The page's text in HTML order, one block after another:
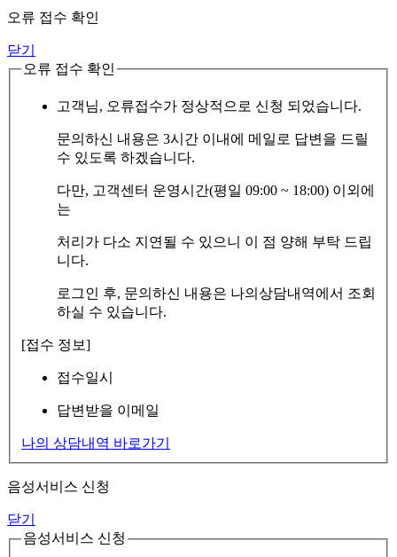
오류 접수 확인
닫기
오류 접수 확인
고객님, 오류접수가 정상적으로 신청 되었습니다.
문의하신 내용은 3시간 이내에 메일로 답변을 드릴
수 있도록 하겠습니다.
다만, 고객센터 운영시간(평일 09:00 ~ 18:00) 이외에
는
처리가 다소 지연될 수 있으니 이 점 양해 부탁 드립
니다.
로그인 후, 문의하신 내용은 나의상담내역에서 조회
하실 수 있습니다.
[접수 정보]
접수일시
답변받을 이메일
나의 상담내역 바로가기
음성서비스 신청
닫기
음성서비스 신청